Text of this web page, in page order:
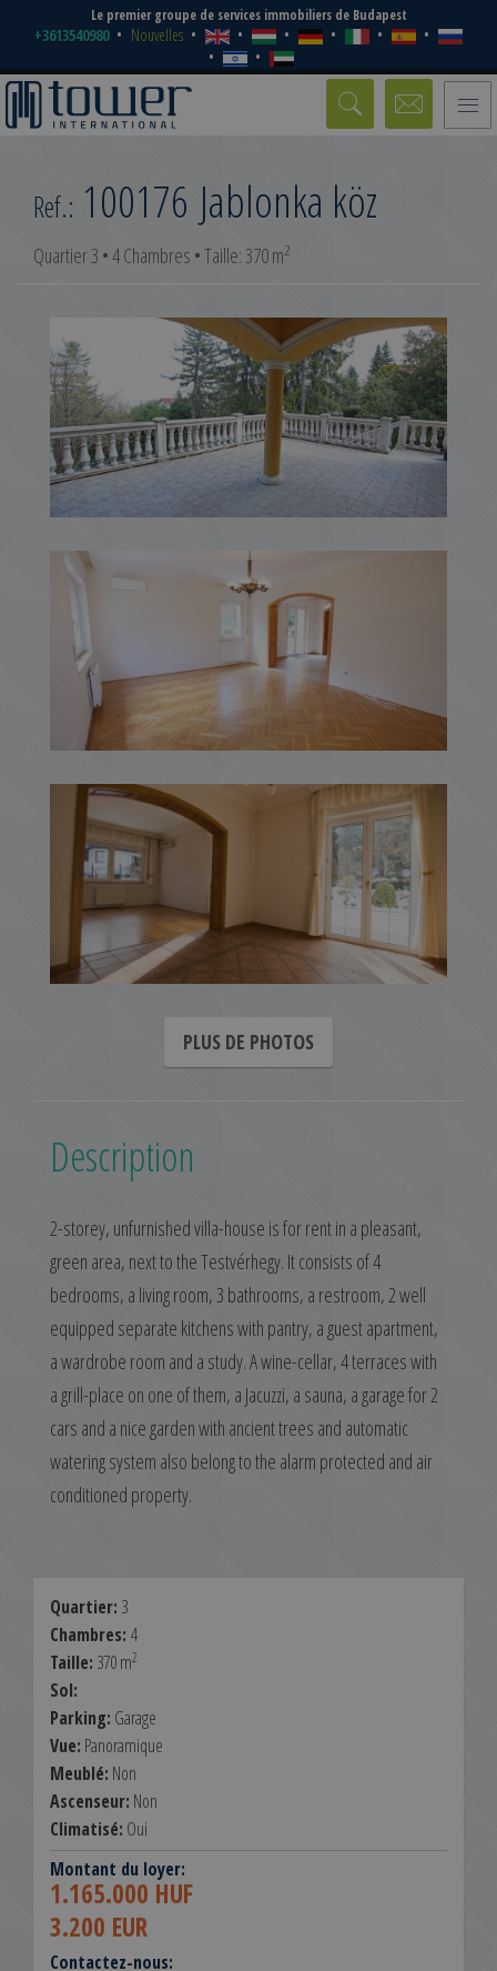
Le premier groupe de services immobiliers de Budapest
+3613540980 Nouvelles
Toggle
Jablonka köz
Ref.: 100176
Quartier 3 • 4 Chambres • Taille: 370 m2
PLUS DE PHOTOS
Description
2-storey, unfurnished villa-house is for rent in a pleasant,
green area, next to the Testvérhegy. It consists of 4
bedrooms, a living room, 3 bathrooms, a restroom, 2 well
equipped separate kitchens with pantry, a guest apartment,
a wardrobe room and a study. A wine-cellar, 4 terraces with
a grill-place on one of them, a Jacuzzi, a sauna, a garage for 2
cars and a nice garden with ancient trees and automatic
watering system also belong to the alarm protected and air
conditioned property.
Quartier: 3
Chambres: 4
Taille: 370 m2
Sol:
Parking: Garage
Vue: Panoramique
Meublé: Non
Ascenseur: Non
Climatisé: Oui
Montant du loyer:
1.165.000 HUF
3.200 EUR
Contactez-nous: